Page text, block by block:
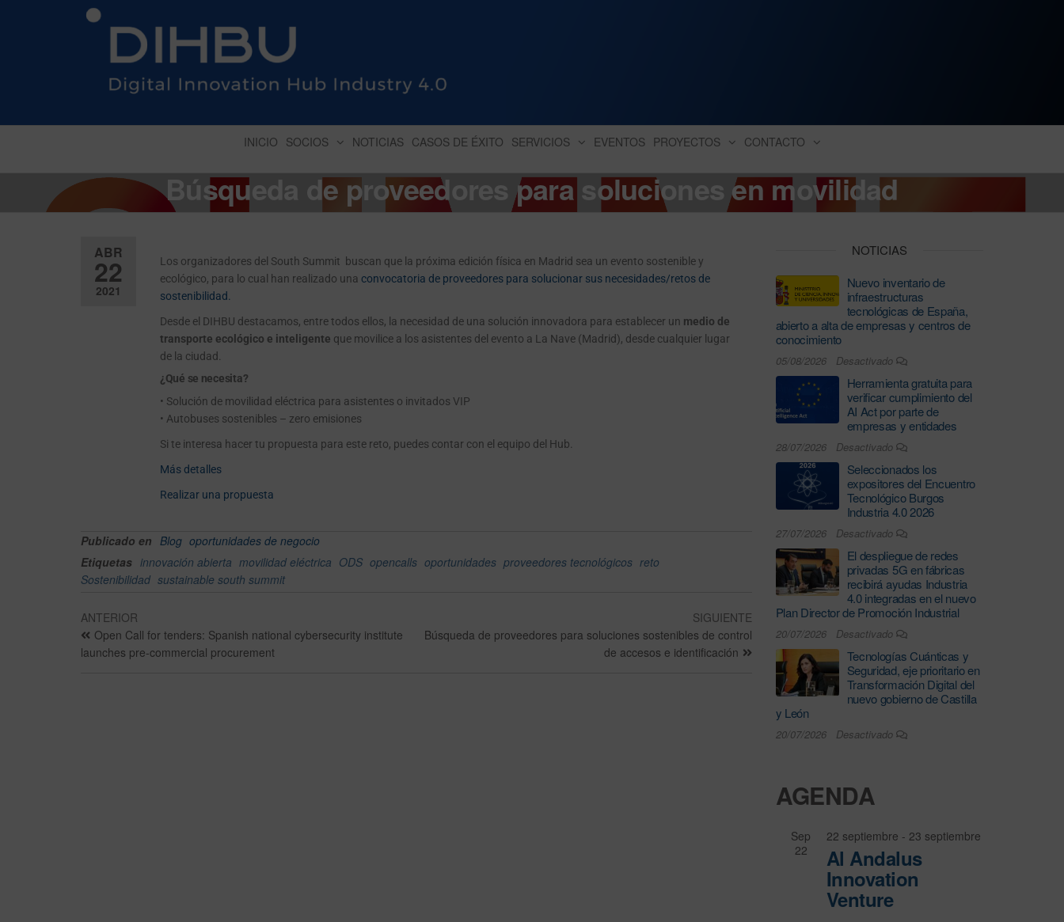
DIGITAL INNOVATION HUB INDUSTRY 4.0
INICIO SOCIOS NOTICIAS CASOS DE ÉXITO SERVICIOS EVENTOS PROYECTOS CONTACTO
Búsqueda de proveedores para soluciones en movilidad
ABR
22
2021
Los organizadores del South Summit buscan que la próxima edición física en Madrid sea un evento sostenible y
ecológico, para lo cual han realizado una convocatoria de proveedores para solucionar sus necesidades/retos de
sostenibilidad.
Desde el DIHBU destacamos, entre todos ellos, la necesidad de una solución innovadora para establecer un medio de
transporte ecológico e inteligente que movilice a los asistentes del evento a La Nave (Madrid), desde cualquier lugar
de la ciudad.
¿Qué se necesita?
• Solución de movilidad eléctrica para asistentes o invitados VIP
• Autobuses sostenibles – zero emisiones
Si te interesa hacer tu propuesta para este reto, puedes contar con el equipo del Hub.
Más detalles
Realizar una propuesta
Publicado en Blog oportunidades de negocio
Etiquetas innovación abierta movilidad eléctrica ODS opencalls oportunidades proveedores tecnológicos reto
Sostenibilidad sustainable south summit
ANTERIOR
Open Call for tenders: Spanish national cybersecurity institute
launches pre-commercial procurement
SIGUIENTE
Búsqueda de proveedores para soluciones sostenibles de control
de accesos e identificación
NOTICIAS
Nuevo inventario de
infraestructuras
tecnológicas de España,
abierto a alta de empresas y centros de
conocimiento
05/08/2026 Desactivado
Herramienta gratuita para
verificar cumplimiento del
AI Act por parte de
empresas y entidades
28/07/2026 Desactivado
Seleccionados los
expositores del Encuentro
Tecnológico Burgos
Industria 4.0 2026
27/07/2026 Desactivado
El despliegue de redes
privadas 5G en fábricas
recibirá ayudas Industria
4.0 integradas en el nuevo
Plan Director de Promoción Industrial
20/07/2026 Desactivado
Tecnologías Cuánticas y
Seguridad, eje prioritario en
Transformación Digital del
nuevo gobierno de Castilla
y León
20/07/2026 Desactivado
AGENDA
Sep
22
22 septiembre - 23 septiembre
Al Andalus
Innovation
Venture